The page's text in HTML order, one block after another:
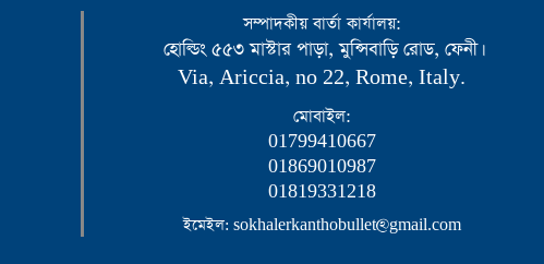
সম্পাদকীয় বার্তা কার্যালয়:
হোল্ডিং ৫৫৩ মাস্টার পাড়া, মুন্সিবাড়ি রোড, ফেনী।
Via, Ariccia, no 22, Rome, Italy.
মোবাইল:
01799410667
01869010987
01819331218
ইমেইল: sokhalerkanthobullet@gmail.com